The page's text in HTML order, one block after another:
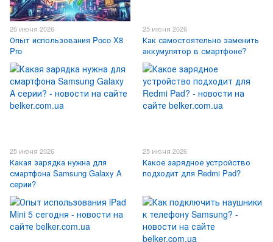
26 июня 2026
Опыт использования Poco X8
Pro
25 июня 2026
Как самостоятельно заменить
аккумулятор в смартфоне?
25 июня 2026
Какая зарядка нужна для
смартфона Samsung Galaxy A
серии?
25 июня 2026
Какое зарядное устройство
подходит для Redmi Pad?